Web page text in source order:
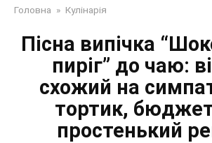
Головна » Кулінарія
Пісна випічка
пиріг” до чаю:
схожий на
тортик,
простенький